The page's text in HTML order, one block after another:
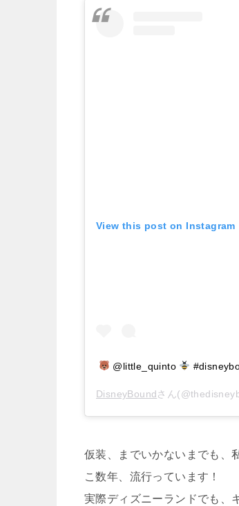
View this post on Instagram
@little_quinto
DisneyBoundさん
仮装、までいかないまでも、
こ数年、流行っています！
実際ディズニーランドでも、